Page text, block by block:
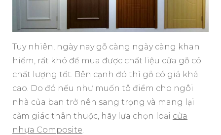
Tuy nhiên, ngày nay gỗ càng ngày càng khan
hiếm, rất khó để mua được chất liệu cửa gỗ có
chất lượng tốt. Bên cạnh đó thì gỗ có giá khá
cao. Do đó nếu như muốn tô điểm cho ngôi
nhà của bạn trở nên sang trọng và mang lại
cảm giác thân thuộc, hãy lựa chọn loại cửa
nhựa Composite.